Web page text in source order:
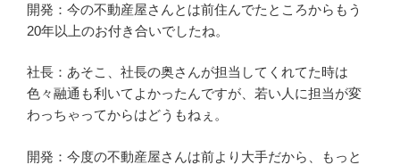
開発：今の不動産屋さんとは前住んでたところからもう
20年以上のお付き合いでしたね。
社長：あそこ、社長の奥さんが担当してくれてた時は
色々融通も利いてよかったんですが、若い人に担当が変
わっちゃってからはどうもねぇ。
開発：今度の不動産屋さんは前より大手だから、もっと